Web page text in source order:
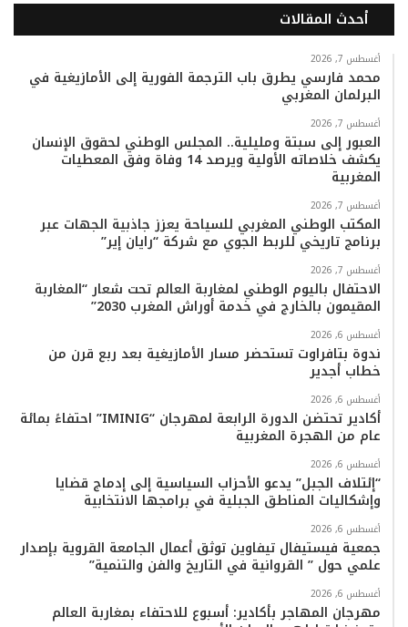
س
و
ك
ي
ت
ي
ب
س
ت
ر
ا
k
T
k
ت
س
ب
أحدث المقالات
أغسطس 7, 2026
محمد فارسي يطرق باب الترجمة الفورية إلى الأمازيغية في
البرلمان المغربي
أغسطس 7, 2026
العبور إلى سبتة ومليلية.. المجلس الوطني لحقوق الإنسان
يكشف خلاصاته الأولية ويرصد 14 وفاة وفق المعطيات
المغربية
أغسطس 7, 2026
المكتب الوطني المغربي للسياحة يعزز جاذبية الجهات عبر
برنامج تاريخي للربط الجوي مع شركة “رايان إير”
أغسطس 7, 2026
الاحتفال باليوم الوطني لمغاربة العالم تحت شعار “المغاربة
المقيمون بالخارج في خدمة أوراش المغرب 2030”
أغسطس 6, 2026
ندوة بتافراوت تستحضر مسار الأمازيغية بعد ربع قرن من
خطاب أجدير
أغسطس 6, 2026
أكادير تحتضن الدورة الرابعة لمهرجان “IMINIG” احتفاءً بمائة
عام من الهجرة المغربية
أغسطس 6, 2026
“إئتلاف الجبل” يدعو الأحزاب السياسية إلى إدماج قضايا
وإشكاليات المناطق الجبلية في برامجها الانتخابية
أغسطس 6, 2026
جمعية فيستيفال تيفاوين توثق أعمال الجامعة القروية بإصدار
علمي حول ” القروانية في التاريخ والفن والتنمية”
أغسطس 6, 2026
مهرجان المهاجر بأكادير: أسبوع للاحتفاء بمغاربة العالم